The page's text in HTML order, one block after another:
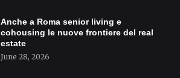
Anche a Roma senior living e
cohousing le nuove frontiere del real
estate
June 28, 2026